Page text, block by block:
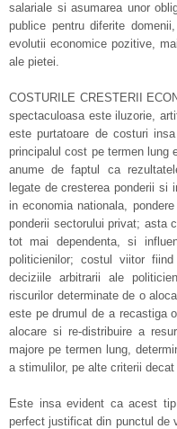
salariale si asumarea unor
publice pentru diferite
evolutii economice pozitive,
ale pietei.
COSTURILE CRESTERII
spectaculoasa este iluzorie,
este purtatoare de costuri
principalul cost pe termen
anume de faptul ca
legate de cresterea ponderii si
in economia nationala,
ponderii sectorului privat; asta
tot mai dependenta, si
politicienilor; costul viitor
deciziile arbitrarii ale
riscurilor determinate de o
este pe drumul de a recastiga
alocare si re-distribuire a
majore pe termen lung,
a stimulilor, pe alte criterii
Este insa evident ca acest
perfect justificat din punctul de